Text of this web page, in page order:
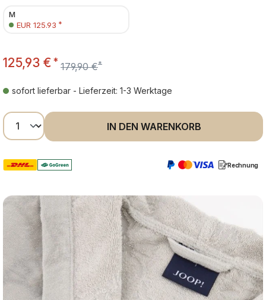
M
EUR 125.93 *
125,93 € * 179,90 €*
sofort lieferbar - Lieferzeit: 1-3 Werktage
Produkt Anzahl: Gib den gewünschten
IN DEN WARENKORB
Rechnung